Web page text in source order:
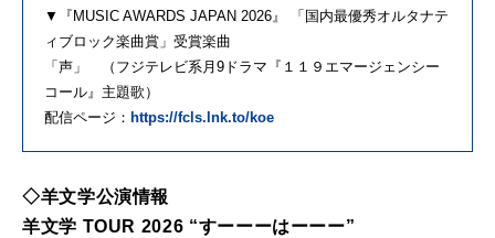
▼『MUSIC AWARDS JAPAN 2026』 「国内最優秀オルタナテ
ィブロック楽曲賞」受賞楽曲
「声」 （フジテレビ系月9ドラマ『１１９エマージェンシー
コール』主題歌）
配信ページ： https://fcls.lnk.to/koe
◇羊文学公演情報
羊文学 TOUR 2026 “すーーーはーーー”